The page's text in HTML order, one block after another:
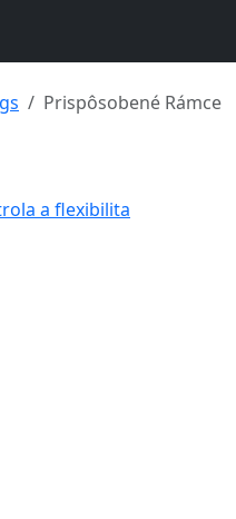
Prispôsobené Rámce
a flexibilita